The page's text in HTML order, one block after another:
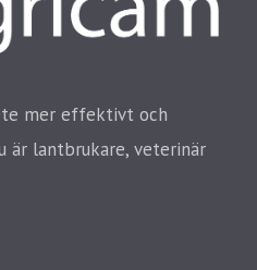
mer effektivt och
är lantbrukare, veterinär